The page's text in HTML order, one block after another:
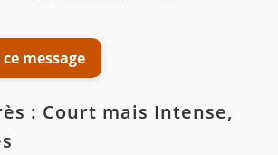
message
: Court mais Intense,